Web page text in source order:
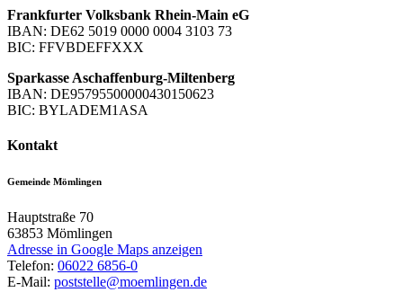
Frankfurter Volksbank Rhein-Main eG
IBAN: DE62 5019 0000 0004 3103 73
BIC: FFVBDEFFXXX
Sparkasse Aschaffenburg-Miltenberg
IBAN: DE95795500000430150623
BIC: BYLADEM1ASA
Kontakt
Gemeinde Mömlingen
Hauptstraße 70
63853 Mömlingen
Adresse in Google Maps anzeigen
Telefon: 06022 6856-0
E-Mail: poststelle@moemlingen.de